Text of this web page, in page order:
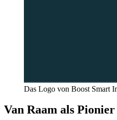
Das Logo von Boost Smart
Van Raam als